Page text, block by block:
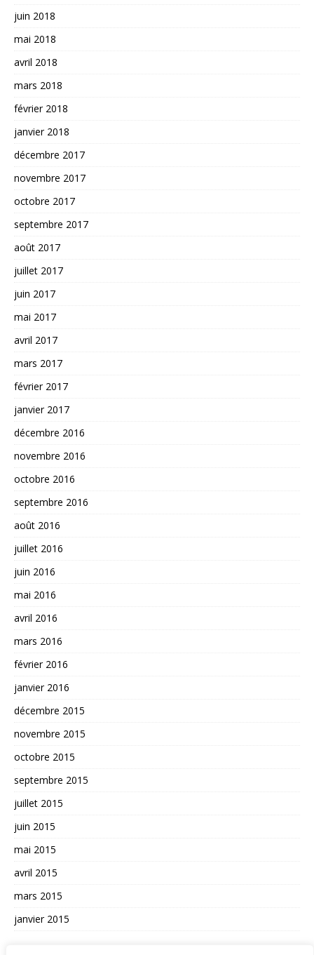
juin 2018
mai 2018
avril 2018
mars 2018
février 2018
janvier 2018
décembre 2017
novembre 2017
octobre 2017
septembre 2017
août 2017
juillet 2017
juin 2017
mai 2017
avril 2017
mars 2017
février 2017
janvier 2017
décembre 2016
novembre 2016
octobre 2016
septembre 2016
août 2016
juillet 2016
juin 2016
mai 2016
avril 2016
mars 2016
février 2016
janvier 2016
décembre 2015
novembre 2015
octobre 2015
septembre 2015
juillet 2015
juin 2015
mai 2015
avril 2015
mars 2015
janvier 2015